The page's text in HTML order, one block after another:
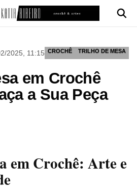
2025, 11:15 CROCHÊ TRILHO DE MESA
em Crochê
a Sua Peça
em Crochê: Arte e